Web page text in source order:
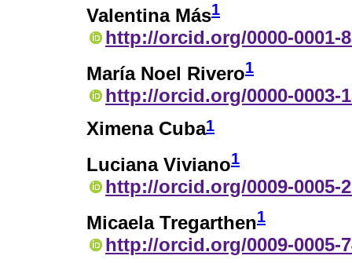
Valentina Más1
http://orcid.org/0000-0001-
María Noel Rivero1
http://orcid.org/0000-0003-
Ximena Cuba1
Luciana Viviano1
http://orcid.org/0009-0005-
Micaela Tregarthen1
http://orcid.org/0009-0005-